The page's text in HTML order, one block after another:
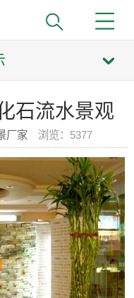
石流水景观
厂家 浏览： 5377